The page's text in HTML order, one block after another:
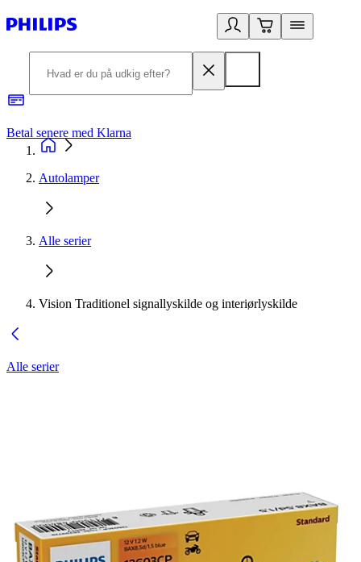
Betal senere med Klarna
Autolamper
Alle serier
Vision Traditionel signallyskilde og interiørlyskilde
Alle serier